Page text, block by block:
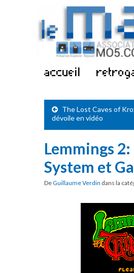
accueil
The Lost Caves of
dévoile en vidéo
Lemmings
System et
DeGuillaume Verdin dans la